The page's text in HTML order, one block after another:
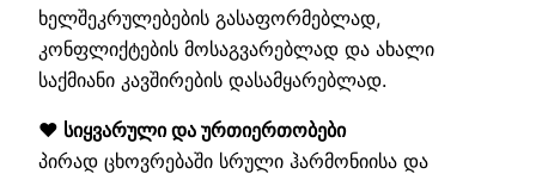
ხელშეკრულებების გასაფორმებლად,
კონფლიქტების მოსაგვარებლად და ახალი
საქმიანი კავშირების დასამყარებლად.
❤️ სიყვარული და ურთიერთობები
პირად ცხოვრებაში სრული ჰარმონიისა და